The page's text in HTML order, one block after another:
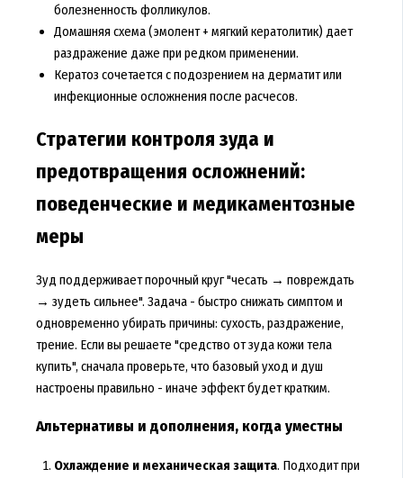
болезненность фолликулов.
Домашняя схема (эмолент + мягкий кератолитик) дает
раздражение даже при редком применении.
Кератоз сочетается с подозрением на дерматит или
инфекционные осложнения после расчесов.
Стратегии контроля зуда и
предотвращения осложнений:
поведенческие и медикаментозные
меры
Зуд поддерживает порочный круг "чесать → повреждать
→ зудеть сильнее". Задача - быстро снижать симптом и
одновременно убирать причины: сухость, раздражение,
трение. Если вы решаете "средство от зуда кожи тела
купить", сначала проверьте, что базовый уход и душ
настроены правильно - иначе эффект будет кратким.
Альтернативы и дополнения, когда уместны
Охлаждение и механическая защита. Подходит при